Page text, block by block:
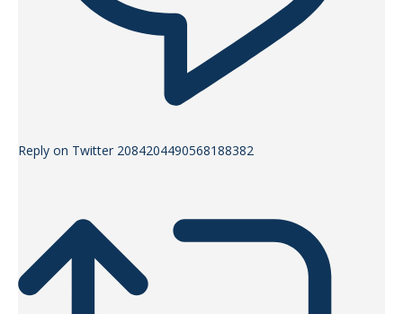
Reply on Twitter 2084204490568188382